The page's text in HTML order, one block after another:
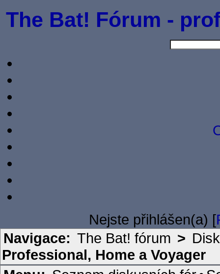
The Bat! Fórum -
Nejste přihlášen(a) [
Navigace: The Bat! fórum >
Professional, Home a Voyager